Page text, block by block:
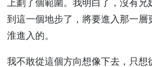
上劃了個範圍。我明白了，沒有
到這一個地步了，將要進入那一層
淮進入的。
我不敢從這個方向想像下去，只想